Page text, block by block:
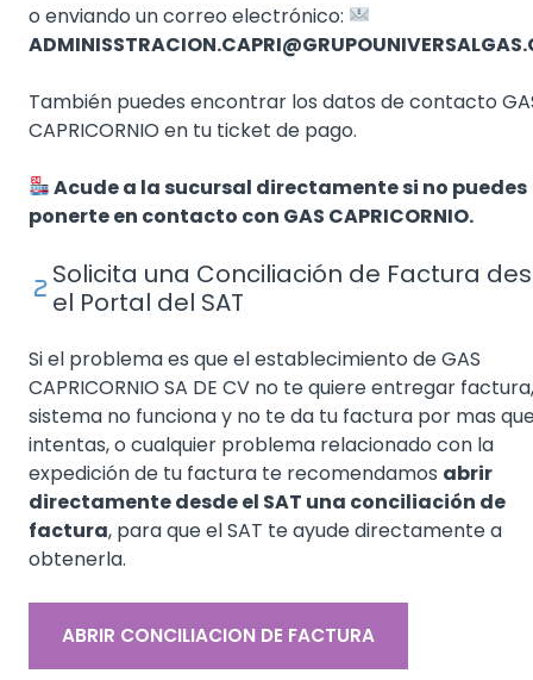
o enviando un correo electrónico:
También puedes encontrar los datos de contacto
CAPRICORNIO en tu ticket de pago.
Acude a la sucursal directamente si no puedes
ponerte en contacto con GAS CAPRICORNIO.
Solicita una Conciliación de Factura
el Portal del SAT
Si el problema es que el establecimiento de GAS
CAPRICORNIO SA DE CV no te quiere entregar
sistema no funciona y no te da tu factura por mas
intentas, o cualquier problema relacionado con la
expedición de tu factura te recomendamos abrir
directamente desde el SAT una conciliación de
factura, para que el SAT te ayude directamente a
obtenerla.
ABRIR CONCILIACION DE FACTURA